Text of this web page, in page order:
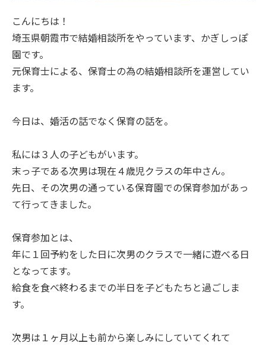
こんにちは！
埼玉県朝霞市で結婚相談所をやっています、かぎしっぽ
園です。
元保育士による、保育士の為の結婚相談所を運営してい
ます。
今日は、婚活の話でなく保育の話を。
私には３人の子どもがいます。
末っ子である次男は現在４歳児クラスの年中さん。
先日、その次男の通っている保育園での保育参加があっ
て行ってきました。
保育参加とは、
年に１回予約をした日に次男のクラスで一緒に遊べる日
となってます。
給食を食べ終わるまでの半日を子どもたちと過ごしま
す。
次男は１ヶ月以上も前から楽しみにしていてくれて